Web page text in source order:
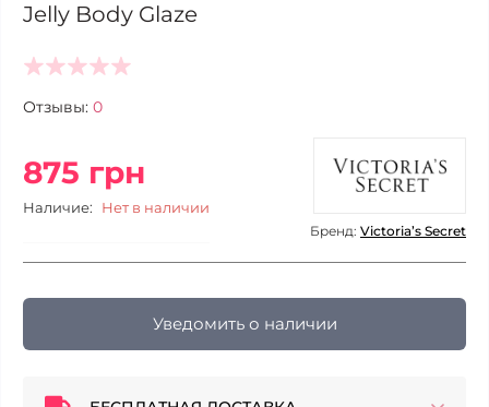
Jelly Body Glaze
Отзывы: 0
875 грн
Наличие: Нет в наличии
Бренд: Victoria’s Secret
Уведомить о наличии